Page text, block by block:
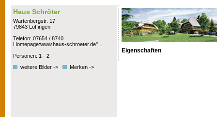
Haus Schröter
Wartenbergstr. 17
79843 Löffingen
Telefon: 07654 / 8740
Homepage:www.haus-schroeter.de" ...
Personen: 1 - 2
weitere Bilder ->
Merken ->
Eigenschaften